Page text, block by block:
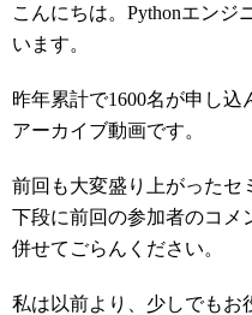
こんにちは。Pythonエンジ
います。
昨年累計で1600名が申し
アーカイブ動画です。
前回も大変盛り上がったセ
下段に前回の参加者のコメ
併せてごらんください。
私は以前より、少しでもお